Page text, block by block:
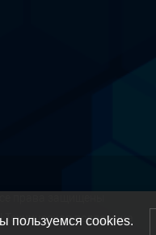
Техническая поддержка
пользуемся cookies.